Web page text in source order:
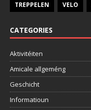
TREPPELEN VELO
CATEGORIES
Aktivitéiten
Amicale allgeméng
Geschicht
Informatioun